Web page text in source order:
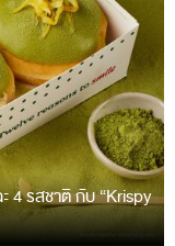
4 รสชาติ กับ “Krispy